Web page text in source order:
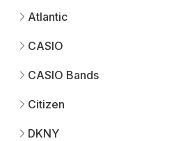
Atlantic
CASIO
CASIO Bands
Citizen
DKNY